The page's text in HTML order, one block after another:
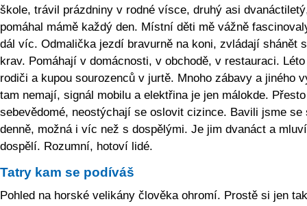
škole, trávil prázdniny v rodné vísce, druhý asi
pomáhal mámě každý den. Místní děti mě vážně
dál víc. Odmalička jezdí bravurně na koni, zvládají shánět
krav. Pomáhají v domácnosti, v obchodě, v restauraci.
rodiči a kupou sourozenců v jurtě. Mnoho zábavy a jiného
tam nemají, signál mobilu a elektřina je jen málokde.
sebevědomé, neostýchají se oslovit cizince. Bavili jsme se
denně, možná i víc než s dospělými. Je jim dvanáct a
dospělí. Rozumní, hotoví lidé.
Tatry kam se podíváš
Pohled na horské velikány člověka ohromí. Prostě si jen tak